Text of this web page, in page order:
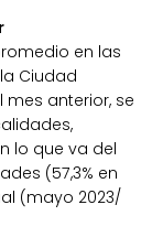
en las
Ciudad
mes anterior, se
lo que va del
(57,3% en
(mayo 2023/